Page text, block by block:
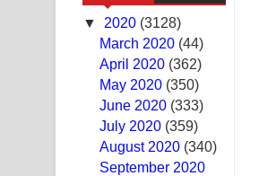
Mathaka Aluthin
Sandak Awith Song
Swetha Sande
Ma Igili Giya Lyrics -
Ras Balan Song
▼ 2020 (3128)
March 2020 (44)
April 2020 (362)
May 2020 (350)
June 2020 (333)
July 2020 (359)
August 2020 (340)
September 2020